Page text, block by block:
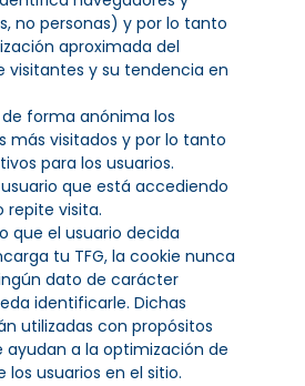
no personas) y por lo tanto
aproximada del
visitantes y su tendencia en
forma anónima los
más visitados y por lo tanto
para los usuarios.
usuario que está accediendo
repite visita.
que el usuario decida
tu TFG, la cookie nunca
dato de carácter
identificarle. Dichas
utilizadas con propósitos
ayudan a la optimización de
los usuarios en el sitio.